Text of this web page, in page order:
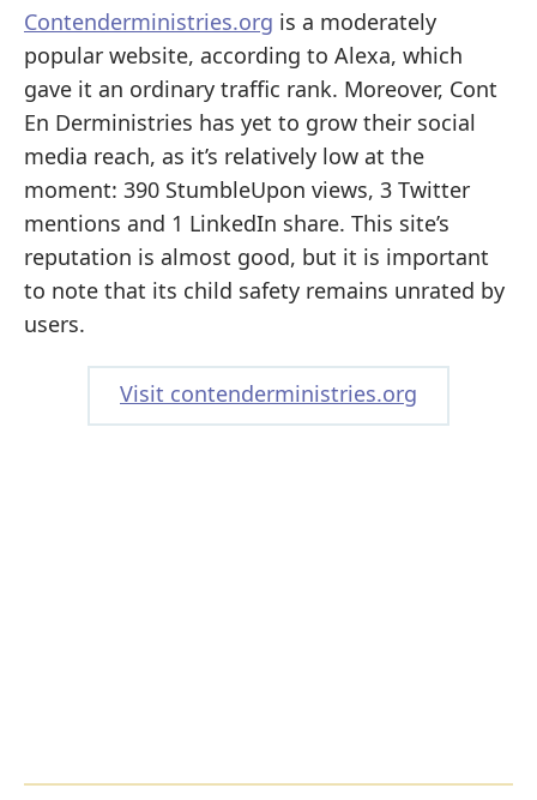
Contenderministries.org is a moderately
popular website, according to Alexa, which
gave it an ordinary traffic rank. Moreover, Cont
En Derministries has yet to grow their social
media reach, as it’s relatively low at the
moment: 390 StumbleUpon views, 3 Twitter
mentions and 1 LinkedIn share. This site’s
reputation is almost good, but it is important
to note that its child safety remains unrated by
users.
Visit contenderministries.org